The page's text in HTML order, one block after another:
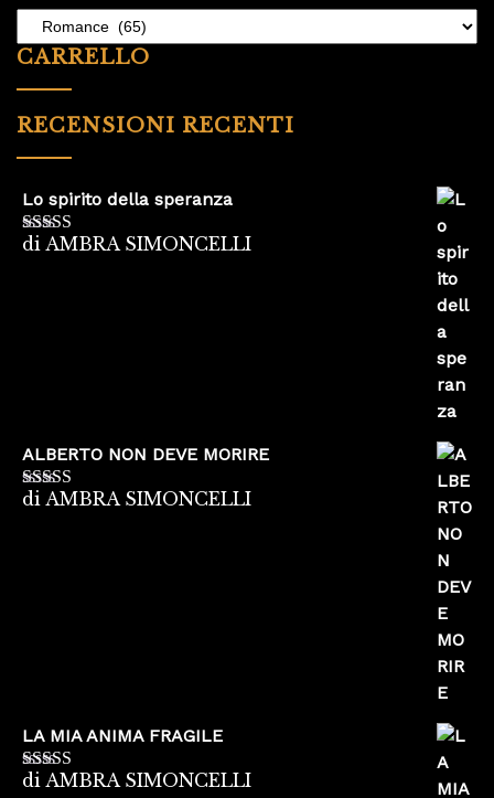
CARRELLO
RECENSIONI RECENTI
Lo spirito della speranza
Valutato5su
di AMBRA SIMONCELLI
ALBERTO NON DEVE MORIRE
Valutato5su
di AMBRA SIMONCELLI
LA MIA ANIMA FRAGILE
Valutato5su
di AMBRA SIMONCELLI